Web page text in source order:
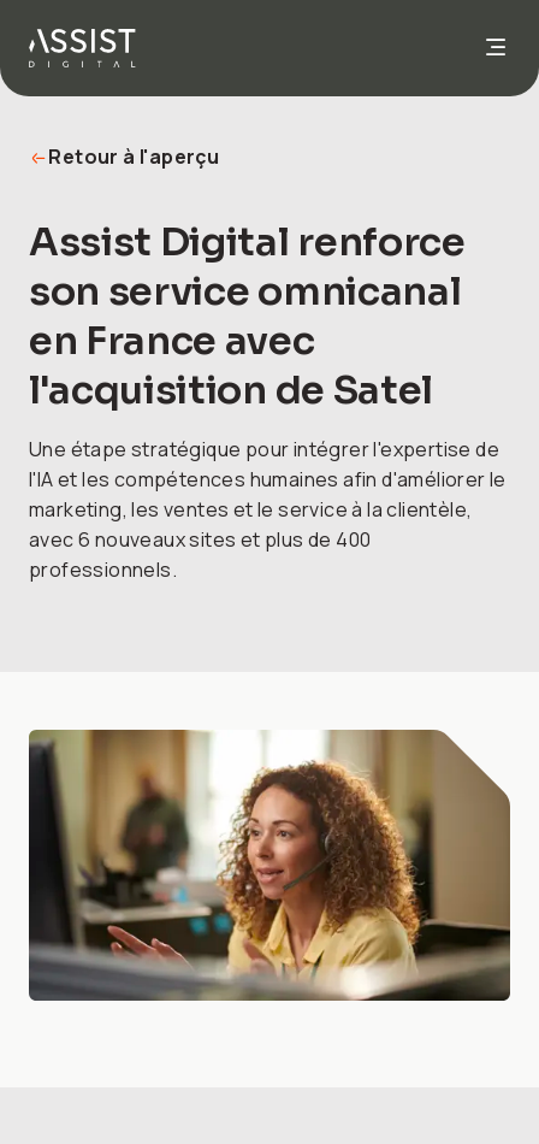
Aller à l'accueil
Retour à l'aperçu
Assist Digital renforce
son service omnicanal
en France avec
l'acquisition de Satel
Une étape stratégique pour intégrer l'expertise de
l'IA et les compétences humaines afin d'améliorer le
marketing, les ventes et le service à la clientèle,
avec 6 nouveaux sites et plus de 400
professionnels.